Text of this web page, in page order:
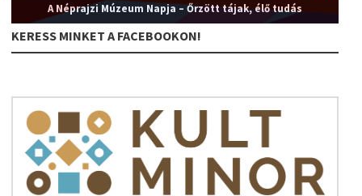
A Néprajzi Múzeum Napja – Őrzött tájak, élő tudás
KERESS MINKET A FACEBOOKON!